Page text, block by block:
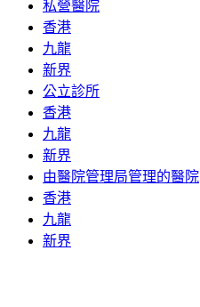
私營醫院
香港
九龍
新界
公立診所
香港
九龍
新界
由醫院管理局管理的醫院
香港
九龍
新界